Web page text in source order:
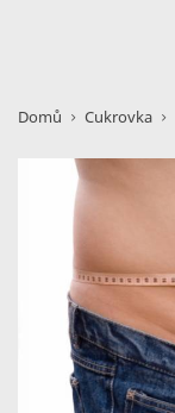
Domů Cukrovka